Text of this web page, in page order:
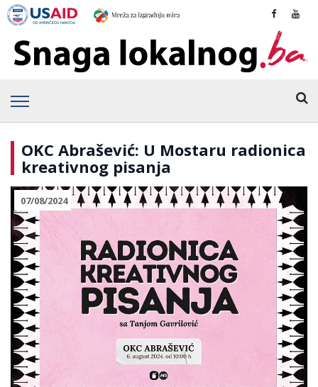
OKC Abrašević: U Mostaru radionica
kreativnog pisanja
07/08/2024